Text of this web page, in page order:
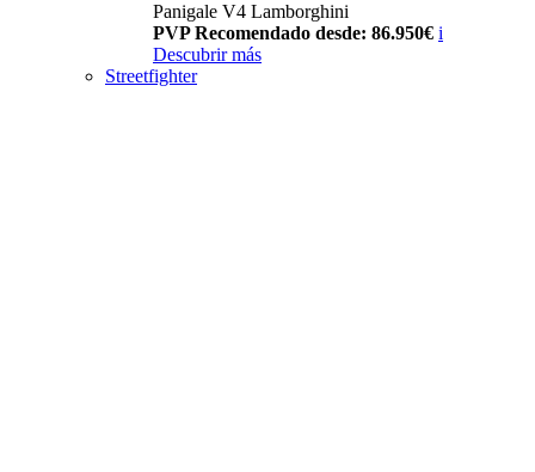
Panigale V4 Lamborghini
PVP Recomendado desde: 86.950€ i
Descubrir más
Streetfighter